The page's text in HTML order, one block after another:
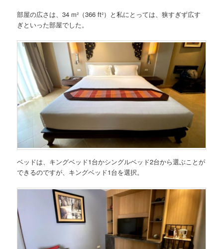
部屋の広さは、34 m²（366 ft²）と私にとっては、狭すぎず広す
ぎといった部屋でした。
ベッドは、キングベッド1台かシングルベッド2台から選ぶことが
できるのですが、キングベッド1台を選択。